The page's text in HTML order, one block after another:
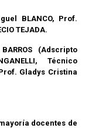
BLANCO, Prof.
TEJADA.
(Adscripto
Técnico
Gladys Cristina
docentes de